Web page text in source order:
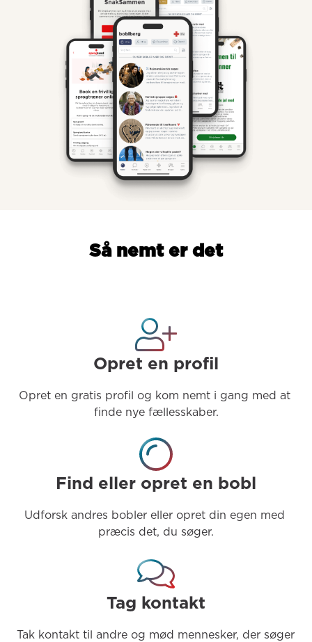
Så nemt er det
Opret en profil
Opret en gratis profil og kom nemt i gang med at
finde nye fællesskaber.
Find eller opret en bobl
Udforsk andres bobler eller opret din egen med
præcis det, du søger.
Tag kontakt
Tak kontakt til andre og mød mennesker, der søger